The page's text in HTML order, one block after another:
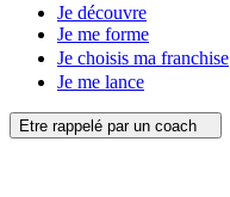
Je découvre
Je me forme
Je choisis ma franchise
Je me lance
Etre rappelé par un coach